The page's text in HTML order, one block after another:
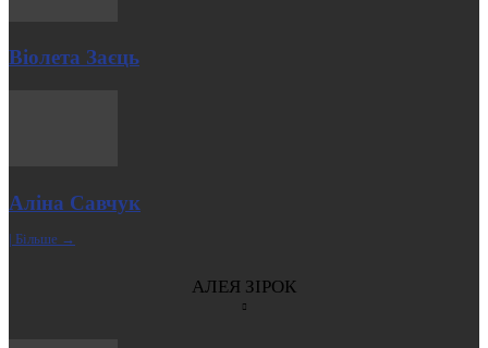
Віолета Заєць
Аліна Савчук
| Більше →
АЛЕЯ ЗІРОК